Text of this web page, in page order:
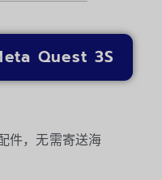
Quest 3S
件，无需寄送海